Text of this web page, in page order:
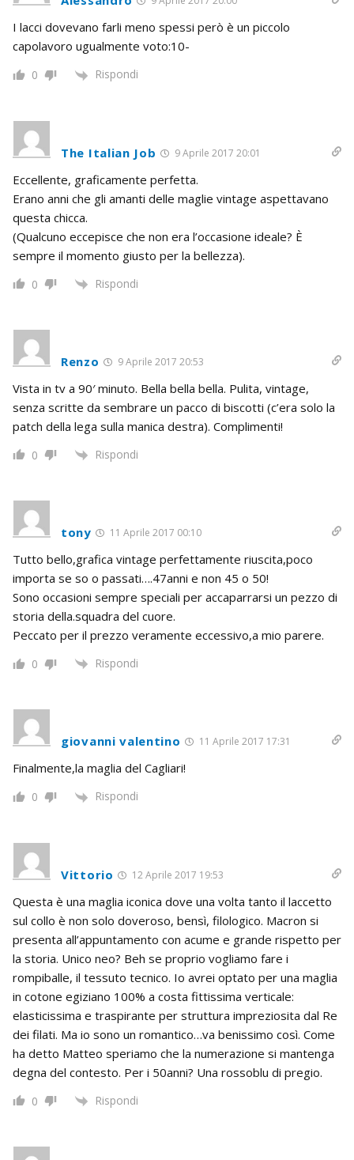
I lacci dovevano farli meno spessi però è un piccolo
capolavoro ugualmente voto:10-
0 Rispondi
The Italian Job 9 Aprile 2017 20:01
Eccellente, graficamente perfetta.
Erano anni che gli amanti delle maglie vintage aspettavano
questa chicca.
(Qualcuno eccepisce che non era l’occasione ideale? È
sempre il momento giusto per la bellezza).
0 Rispondi
Renzo 9 Aprile 2017 20:53
Vista in tv a 90′ minuto. Bella bella bella. Pulita, vintage,
senza scritte da sembrare un pacco di biscotti (c’era solo la
patch della lega sulla manica destra). Complimenti!
0 Rispondi
tony 11 Aprile 2017 00:10
Tutto bello,grafica vintage perfettamente riuscita,poco
importa se so o passati….47anni e non 45 o 50!
Sono occasioni sempre speciali per accaparrarsi un pezzo di
storia della.squadra del cuore.
Peccato per il prezzo veramente eccessivo,a mio parere.
0 Rispondi
giovanni valentino 11 Aprile 2017 17:31
Finalmente,la maglia del Cagliari!
0 Rispondi
Vittorio 12 Aprile 2017 19:53
Questa è una maglia iconica dove una volta tanto il laccetto
sul collo è non solo doveroso, bensì, filologico. Macron si
presenta all’appuntamento con acume e grande rispetto per
la storia. Unico neo? Beh se proprio vogliamo fare i
rompiballe, il tessuto tecnico. Io avrei optato per una maglia
in cotone egiziano 100% a costa fittissima verticale:
elasticissima e traspirante per struttura impreziosita dal Re
dei filati. Ma io sono un romantico…va benissimo così. Come
ha detto Matteo speriamo che la numerazione si mantenga
degna del contesto. Per i 50anni? Una rossoblu di pregio.
0 Rispondi